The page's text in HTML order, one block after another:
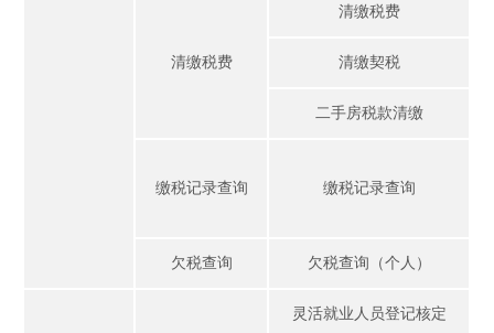
清缴税费
清缴税费
清缴契税
二手房税款清缴
缴税记录查询 缴税记录查询
欠税查询 欠税查询（个人）
灵活就业人员登记核定